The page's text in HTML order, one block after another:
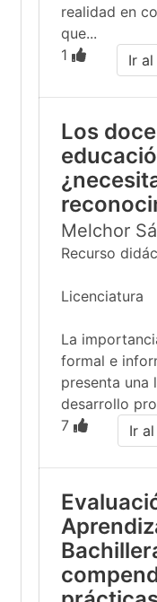
realidad en
que...
1
Ir
Los
Melchor
Recurso
Licenciatura
La
formal e
presenta una
desarrollo
7
Ir